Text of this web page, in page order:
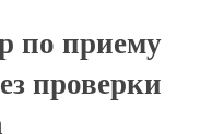
по приему
проверки